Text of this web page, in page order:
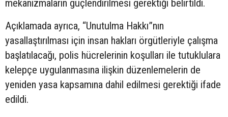
mekanizmaların güçlendirilmesi gerektiği belirtildi.
Açıklamada ayrıca, “Unutulma Hakkı”nın
yasallaştırılması için insan hakları örgütleriyle çalışma
başlatılacağı, polis hücrelerinin koşulları ile tutuklulara
kelepçe uygulanmasına ilişkin düzenlemelerin de
yeniden yasa kapsamına dahil edilmesi gerektiği ifade
edildi.